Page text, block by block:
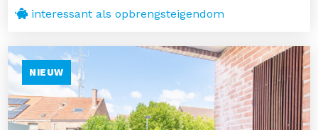
interessant als opbrengsteigendom
NIEUW